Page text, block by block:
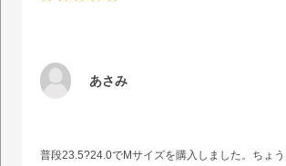
あさみ
普段23.5?24.0でMサイズを購入しました。ちょ